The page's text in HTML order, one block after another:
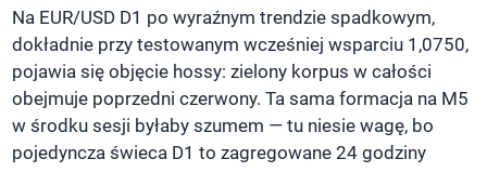
Na EUR/USD D1 po wyraźnym trendzie spadkowym,
dokładnie przy testowanym wcześniej wsparciu 1,0750,
pojawia się objęcie hossy: zielony korpus w całości
obejmuje poprzedni czerwony. Ta sama formacja na M5
w środku sesji byłaby szumem — tu niesie wagę, bo
pojedyncza świeca D1 to zagregowane 24 godziny